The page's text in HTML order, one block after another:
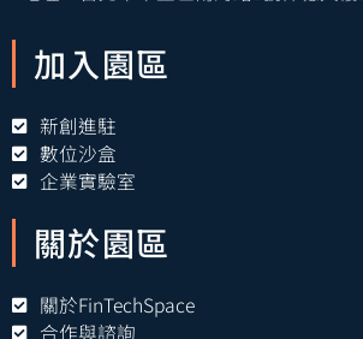
加入園區
新創進駐
數位沙盒
企業實驗室
關於園區
關於FinTechSpace
合作與諮詢